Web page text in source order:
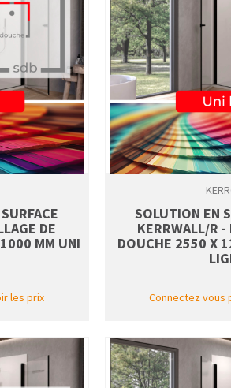
DE
MM UNI
les prix
SOLUTION EN
KERRWALL/R -
DOUCHE 2550 X
Connectez vous